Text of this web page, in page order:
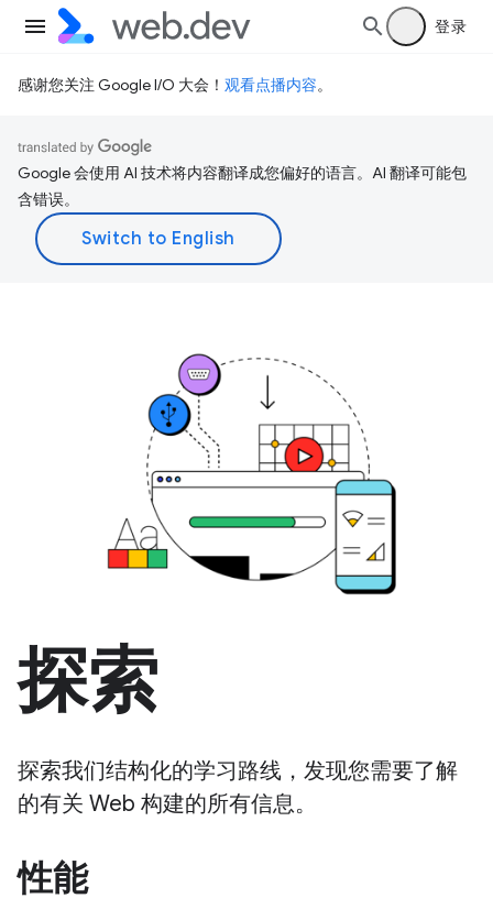
登录
感谢您关注 Google I/O 大会！ 观看点播内容。
Google 会使用 AI 技术将内容翻译成您偏好的语言。AI 翻译可能包
含错误。
探索
探索我们结构化的学习路线，发现您需要了解
的有关 Web 构建的所有信息。
性能